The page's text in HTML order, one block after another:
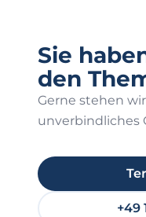
Sie
den
Gerne stehen
unverbindliches
+49